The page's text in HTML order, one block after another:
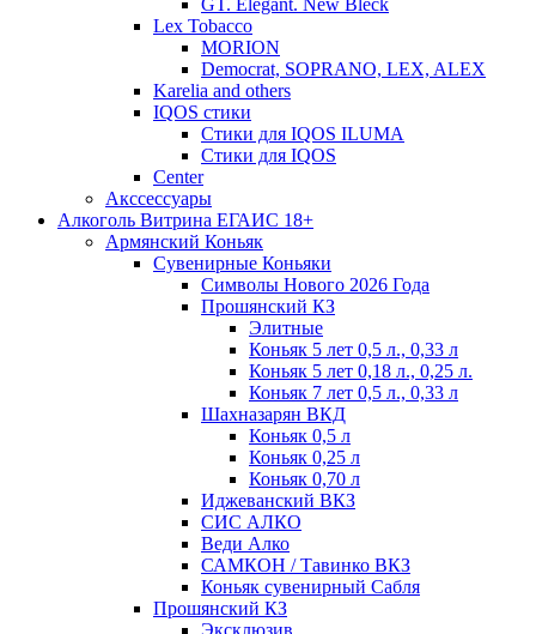
GT. Elegant. New Bleck
Lex Tobacco
MORION
Democrat, SOPRANO, LEX, ALEX
Karelia and others
IQOS стики
Стики для IQOS ILUMA
Стики для IQOS
Сenter
Акссессуары
Алкоголь Витрина ЕГАИС 18+
Армянский Коньяк
Сувенирные Коньяки
Символы Нового 2026 Года
Прошянский КЗ
Элитные
Коньяк 5 лет 0,5 л., 0,33 л
Коньяк 5 лет 0,18 л., 0,25 л.
Коньяк 7 лет 0,5 л., 0,33 л
Шахназарян ВКД
Коньяк 0,5 л
Коньяк 0,25 л
Коньяк 0,70 л
Иджеванский ВКЗ
СИС АЛКО
Веди Алко
САМКОН / Тавинко ВКЗ
Коньяк сувенирный Сабля
Прошянский КЗ
Эксклюзив